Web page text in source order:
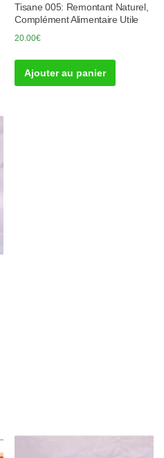
Tisane 005: Remontant Naturel,
Complément Alimentaire Utile
20.00€
Ajouter au panier